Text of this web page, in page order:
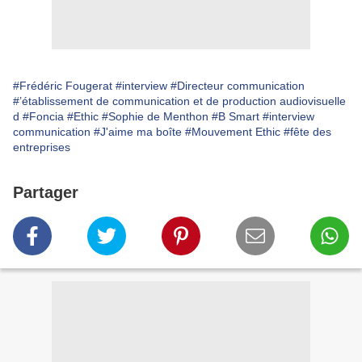
#Frédéric Fougerat #interview #Directeur communication
#’établissement de communication et de production audiovisuelle
d #Foncia #Ethic #Sophie de Menthon #B Smart #interview
communication #J'aime ma boîte #Mouvement Ethic #fête des
entreprises
Partager